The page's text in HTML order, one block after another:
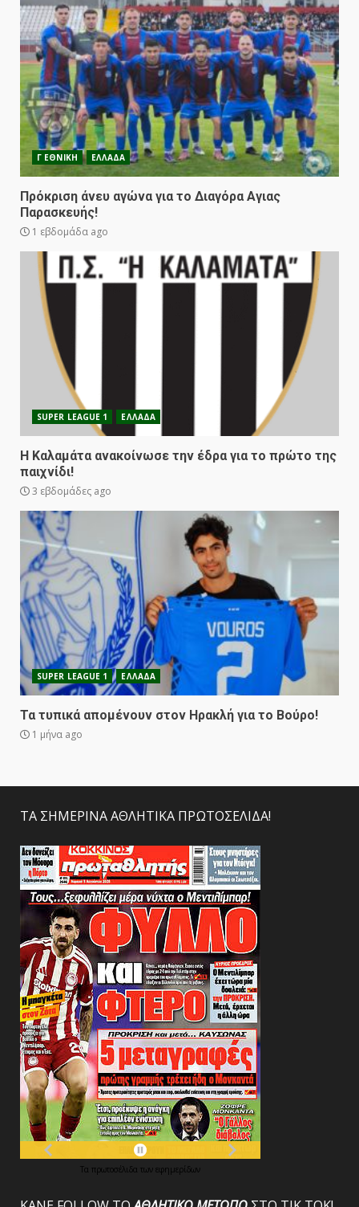
Γ ΕΘΝΙΚΗ ΕΛΛΑΔΑ
Πρόκριση άνευ αγώνα για το Διαγόρα Αγιας
Παρασκευής!
1 εβδομάδα ago
SUPER LEAGUE 1 ΕΛΛΑΔΑ
Η Καλαμάτα ανακοίνωσε την έδρα για το πρώτο της
παιχνίδι!
3 εβδομάδες ago
SUPER LEAGUE 1 ΕΛΛΑΔΑ
Τα τυπικά απομένουν στον Ηρακλή για το Βούρο!
1 μήνα ago
ΤΑ ΣΗΜΕΡΙΝΑ ΑΘΛΗΤΙΚΑ ΠΡΩΤΟΣΕΛΙΔΑ!
Τα πρωτοσέλιδα των εφημερίδων